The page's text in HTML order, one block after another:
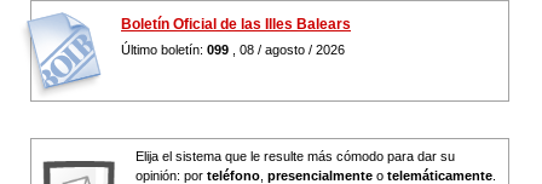
Boletín Oficial de las Illes Balears
Último boletín: 099 , 08 / agosto / 2026
Elija el sistema que le resulte más cómodo para dar su
opinión: por teléfono presencialmente o telemáticamente